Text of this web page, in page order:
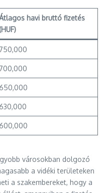
havi bruttó fizetés
(HUF)
750,000
700,000
650,000
630,000
600,000
városokban dolgozó
a vidéki területeken
a szakembereket, hogy a